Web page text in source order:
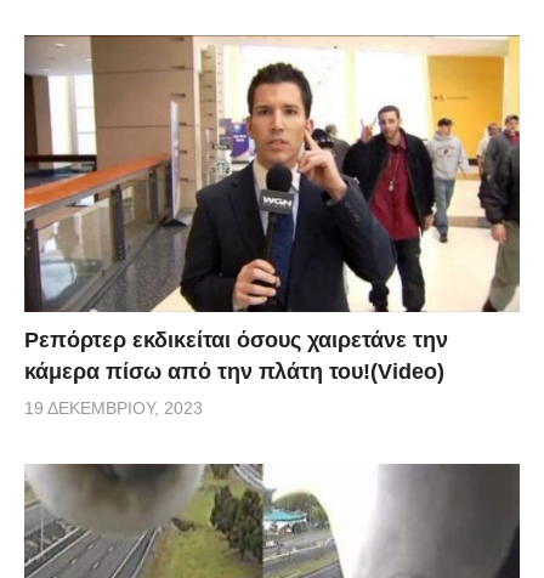
Ρεπόρτερ εκδικείται όσους χαιρετάνε την
κάμερα πίσω από την πλάτη του!(Video)
19 ΔΕΚΕΜΒΡΊΟΥ, 2023